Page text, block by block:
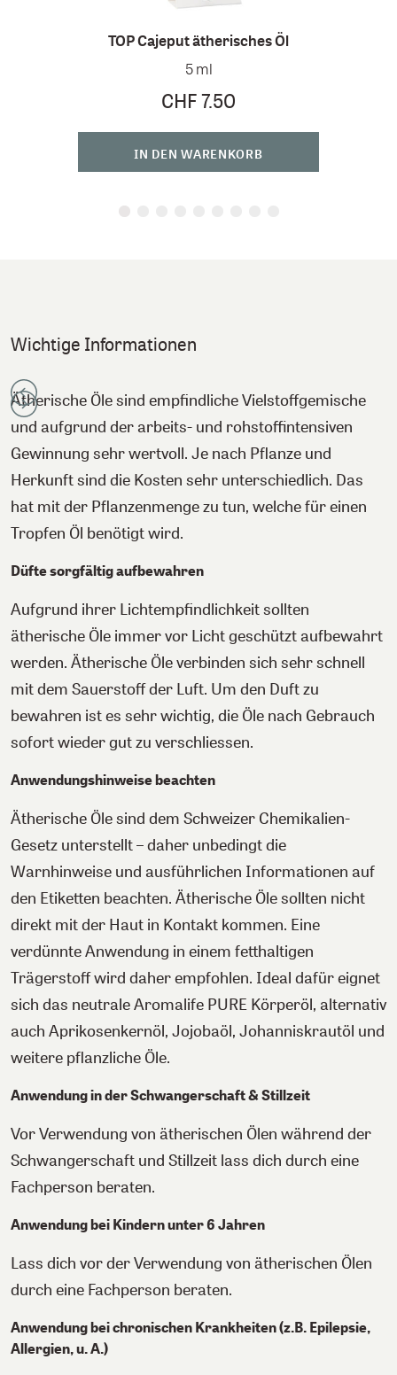
TOP Cajeput ätherisches Öl
5 ml
CHF 7.50
IN DEN WARENKORB
Wichtige Informationen
Ätherische Öle sind empfindliche Vielstoffgemische
und aufgrund der arbeits- und rohstoffintensiven
Gewinnung sehr wertvoll. Je nach Pflanze und
Herkunft sind die Kosten sehr unterschiedlich. Das
hat mit der Pflanzenmenge zu tun, welche für einen
Tropfen Öl benötigt wird.
Düfte sorgfältig aufbewahren
Aufgrund ihrer Lichtempfindlichkeit sollten
ätherische Öle immer vor Licht geschützt aufbewahrt
werden. Ätherische Öle verbinden sich sehr schnell
mit dem Sauerstoff der Luft. Um den Duft zu
bewahren ist es sehr wichtig, die Öle nach Gebrauch
sofort wieder gut zu verschliessen.
Anwendungshinweise beachten
Ätherische Öle sind dem Schweizer Chemikalien-
Gesetz unterstellt – daher unbedingt die
Warnhinweise und ausführlichen Informationen auf
den Etiketten beachten. Ätherische Öle sollten nicht
direkt mit der Haut in Kontakt kommen. Eine
verdünnte Anwendung in einem fetthaltigen
Trägerstoff wird daher empfohlen. Ideal dafür eignet
sich das neutrale Aromalife PURE Körperöl, alternativ
auch Aprikosenkernöl, Jojobaöl, Johanniskrautöl und
weitere pflanzliche Öle.
Anwendung in der Schwangerschaft & Stillzeit
Vor Verwendung von ätherischen Ölen während der
Schwangerschaft und Stillzeit lass dich durch eine
Fachperson beraten.
Anwendung bei Kindern unter 6 Jahren
Lass dich vor der Verwendung von ätherischen Ölen
durch eine Fachperson beraten.
Anwendung bei chronischen Krankheiten (z.B. Epilepsie,
Allergien, u. A.)